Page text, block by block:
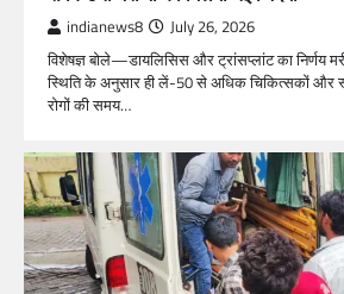
indianews8 July 26, 2026
विशेषज्ञ बोले—डायलिसिस और ट्रांसप्लांट का निर्णय
स्थिति के अनुसार ही लें-50 से अधिक चिकित्सकों और
रोगों की समय…